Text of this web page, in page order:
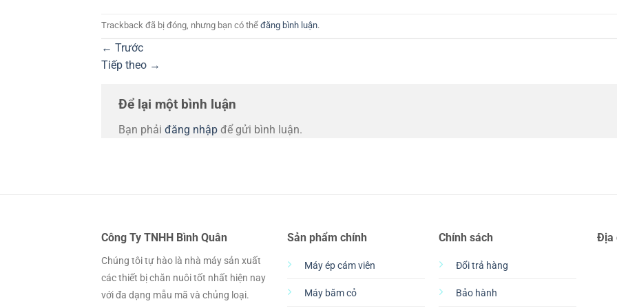
Trackback đã bị đóng, nhưng bạn có thể đăng bình luận.
← Trước
Tiếp theo →
Để lại một bình luận
Bạn phải đăng nhập để gửi bình luận.
Công Ty TNHH Bình Quân
Chúng tôi tự hào là nhà máy sản xuất
các thiết bị chăn nuôi tốt nhất hiện nay
với đa dạng mẫu mã và chủng loại.
Sản phẩm chính
Máy ép cám viên
Máy băm cỏ
Chính sách
Đổi trả hàng
Bảo hành
Địa